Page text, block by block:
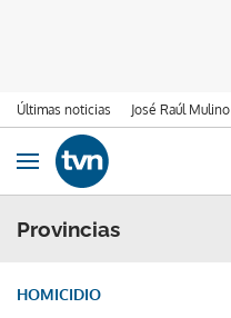
Últimas noticias José Raúl Mulino
Ir al contenido
Obrir navegació
Provincias
HOMICIDIO